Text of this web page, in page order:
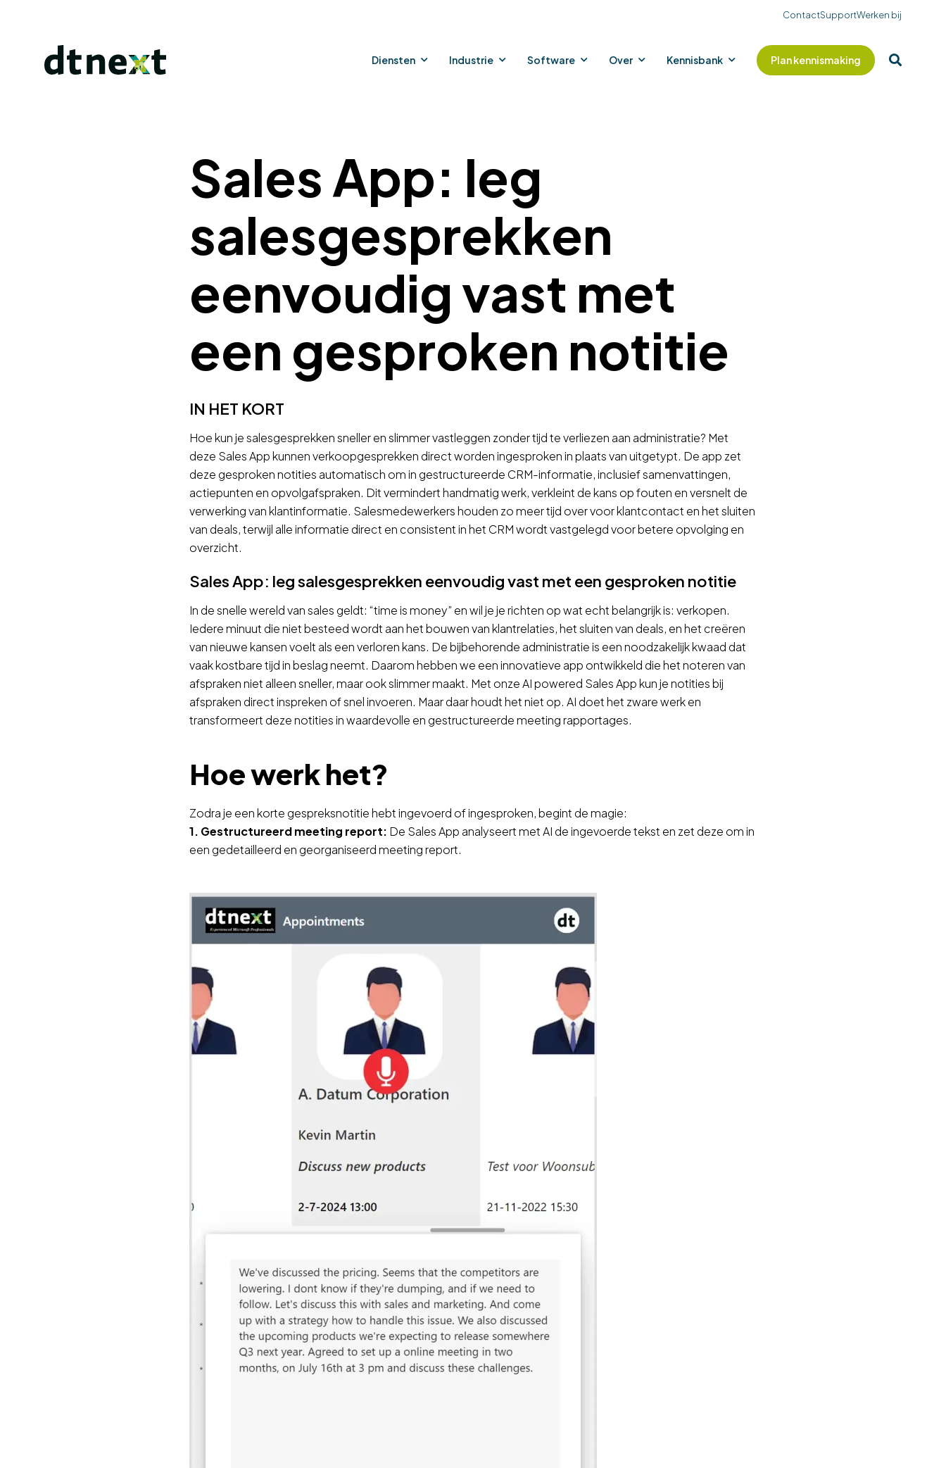
ContactSupportWerken bij
Diensten Industrie Software Over Kennisbank Plan kennismaking
Sales App: leg
salesgesprekken
eenvoudig vast met
een gesproken notitie
IN HET KORT
Hoe kun je salesgesprekken sneller en slimmer vastleggen zonder tijd te verliezen aan administratie? Met
deze Sales App kunnen verkoopgesprekken direct worden ingesproken in plaats van uitgetypt. De app zet
deze gesproken notities automatisch om in gestructureerde CRM-informatie, inclusief samenvattingen,
actiepunten en opvolgafspraken. Dit vermindert handmatig werk, verkleint de kans op fouten en versnelt de
verwerking van klantinformatie. Salesmedewerkers houden zo meer tijd over voor klantcontact en het sluiten
van deals, terwijl alle informatie direct en consistent in het CRM wordt vastgelegd voor betere opvolging en
overzicht.
Sales App: leg salesgesprekken eenvoudig vast met een gesproken notitie
In de snelle wereld van sales geldt: “time is money” en wil je je richten op wat echt belangrijk is: verkopen.
Iedere minuut die niet besteed wordt aan het bouwen van klantrelaties, het sluiten van deals, en het creëren
van nieuwe kansen voelt als een verloren kans. De bijbehorende administratie is een noodzakelijk kwaad dat
vaak kostbare tijd in beslag neemt. Daarom hebben we een innovatieve app ontwikkeld die het noteren van
afspraken niet alleen sneller, maar ook slimmer maakt. Met onze AI powered Sales App kun je notities bij
afspraken direct inspreken of snel invoeren. Maar daar houdt het niet op. AI doet het zware werk en
transformeert deze notities in waardevolle en gestructureerde meeting rapportages.
Hoe werk het?
Zodra je een korte gespreksnotitie hebt ingevoerd of ingesproken, begint de magie:
1. Gestructureerd meeting report: De Sales App analyseert met AI de ingevoerde tekst en zet deze om in
een gedetailleerd en georganiseerd meeting report.